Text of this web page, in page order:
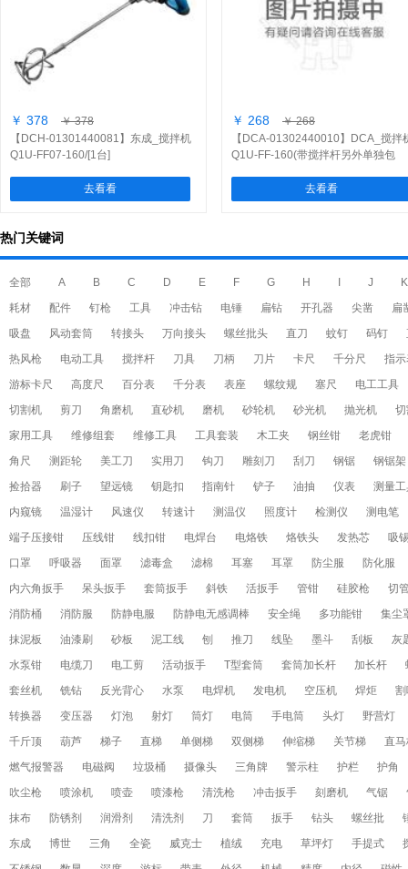
￥ 378
￥ 378
【DCH-01301440081】东成_搅拌机
Q1U-FF07-160/[1台]
去看看
￥ 268
￥ 268
【DCA-01302440010】DCA_搅拌
Q1U-FF-160(带搅拌杆另外单独包
去看看
热门关键词
全部 A B C D E F G H J
K
耗材
配件 钉枪 工具 冲击钻 电锤 扁钻 开孔器 尖凿
扁
吸盘
风动套筒 转接头 万向接头 螺丝批头 直刀 蚊钉 码钉
热风枪
电动工具 搅拌杆 刀具 刀柄 刀片 卡尺 千分尺
指
游标卡尺
高度尺 百分表 千分表 表座 螺纹规 塞尺
电工工具
切割机
剪刀 角磨机 直砂机 磨机 砂轮机 砂光机 抛光机
家用工具
维修组套 维修工具 工具套装 木工夹 钢丝钳
老虎钳
角尺
测距轮 美工刀 实用刀 钩刀 雕刻刀 刮刀 钢锯
钢锯架
捡拾器
刷子 望远镜 钥匙扣 指南针 铲子 油抽 仪表
测量
内窥镜
温湿计 风速仪 转速计 测温仪 照度计 检测仪
测电笔
端子压接钳
压线钳 线扣钳 电焊台 电烙铁 烙铁头 发热芯
吸
口罩
呼吸器 面罩 滤毒盒 滤棉 耳塞 耳罩 防尘服
防化服
内六角扳手
呆头扳手 套筒扳手 斜铁 活扳手 管钳 硅胶枪
切
消防桶
消防服 防静电服 防静电无感调棒 安全绳 多功能钳
集尘
抹泥板
油漆刷 砂板 泥工线 刨 推刀 线坠 墨斗 刮板
灰
水泵钳
电缆刀 电工剪 活动扳手 T型套筒 套筒加长杆 加长杆
套丝机
铣钻 反光背心 水泵 电焊机 发电机 空压机 焊炬
转换器
变压器 灯泡 射灯 筒灯 电筒 手电筒 头灯
野营灯
千斤顶
葫芦 梯子 直梯 单侧梯 双侧梯 伸缩梯 关节梯
直
燃气报警器
电磁阀 垃圾桶 摄像头 三角牌 警示柱 护栏
护角
吹尘枪
喷涂机 喷壶 喷漆枪 清洗枪 冲击扳手 刻磨机 气锯
抹布
防锈剂 润滑剂 清洗剂 刀 套筒 扳手 钻头 螺丝批
东成
博世 三角 全瓷 威克士 植绒 充电 草坪灯 手提式